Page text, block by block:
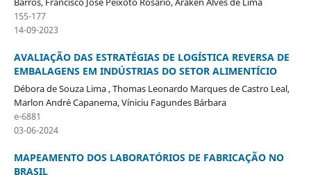
155-177
14-09-2023
AVALIAÇÃO DAS ESTRATÉGIAS DE LOGÍSTICA REVERSA DE
EMBALAGENS EM INDÚSTRIAS DO SETOR ALIMENTÍCIO
Débora de Souza Lima , Thomas Leonardo Marques de Castro Leal,
Marlon André Capanema, Víniciu Fagundes Bárbara
e-6881
03-06-2024
MAPEAMENTO DOS LABORATÓRIOS DE FABRICAÇÃO NO
BRASIL